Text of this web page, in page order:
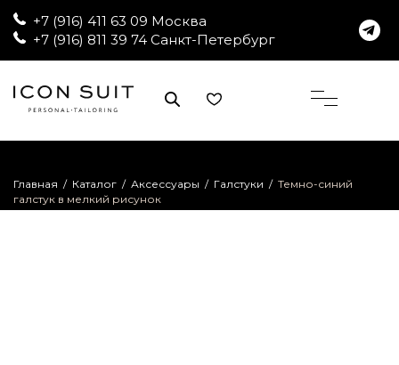
+7 (916) 411 63 09 Москва
+7 (916) 811 39 74 Санкт-Петербург
Главная / Каталог / Аксессуары / Галстуки / Темно-синий
галстук в мелкий рисунок